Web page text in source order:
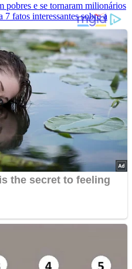
pobres e se tornaram milionários
fatos interessantes sobre a
biquíni estrela campanha
Que Desafiam O
dos oceanos